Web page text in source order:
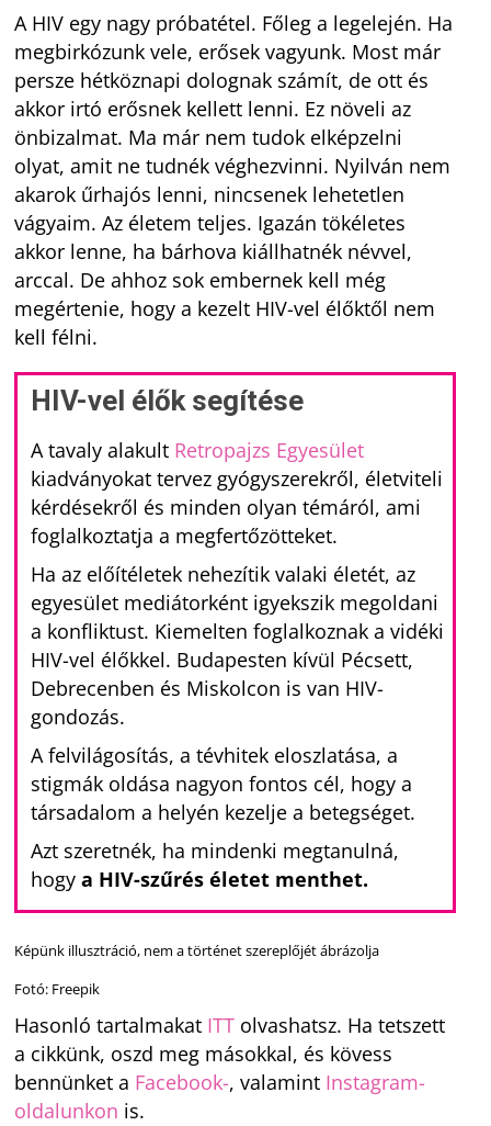
A HIV egy nagy próbatétel. Főleg a legelején. Ha
megbirkózunk vele, erősek vagyunk. Most már
persze hétköznapi dolognak számít, de ott és
akkor irtó erősnek kellett lenni. Ez növeli az
önbizalmat. Ma már nem tudok elképzelni
olyat, amit ne tudnék véghezvinni. Nyilván nem
akarok űrhajós lenni, nincsenek lehetetlen
vágyaim. Az életem teljes. Igazán tökéletes
akkor lenne, ha bárhova kiállhatnék névvel,
arccal. De ahhoz sok embernek kell még
megértenie, hogy a kezelt HIV-vel élőktől nem
kell félni.
HIV-vel élők segítése
A tavaly alakult Retropajzs Egyesület
kiadványokat tervez gyógyszerekről, életviteli
kérdésekről és minden olyan témáról, ami
foglalkoztatja a megfertőzötteket.
Ha az előítéletek nehezítik valaki életét, az
egyesület mediátorként igyekszik megoldani
a konfliktust. Kiemelten foglalkoznak a vidéki
HIV-vel élőkkel. Budapesten kívül Pécsett,
Debrecenben és Miskolcon is van HIV-
gondozás.
A felvilágosítás, a tévhitek eloszlatása, a
stigmák oldása nagyon fontos cél, hogy a
társadalom a helyén kezelje a betegséget.
Azt szeretnék, ha mindenki megtanulná,
hogya HIV-szűrés életet menthet.
Képünk illusztráció, nem a történet szereplőjét ábrázolja
Fotó: Freepik
Hasonló tartalmakat ITT olvashatsz. Ha tetszett
a cikkünk, oszd meg másokkal, és kövess
bennünket a Facebook-, valamint Instagram-
oldalunkon is.